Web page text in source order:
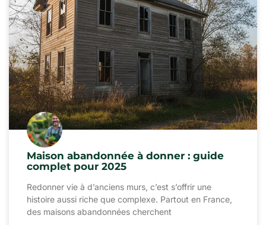
Maison abandonnée à donner : guide
complet pour 2025
Redonner vie à d’anciens murs, c’est s’offrir une
histoire aussi riche que complexe. Partout en France,
des maisons abandonnées cherchent